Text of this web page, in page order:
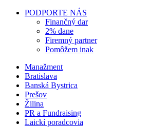
PODPORTE NÁS
Finančný dar
2% dane
Firemný partner
Pomôžem inak
Manažment
Bratislava
Banská Bystrica
Prešov
Žilina
PR a Fundraising
Laickí poradcovia